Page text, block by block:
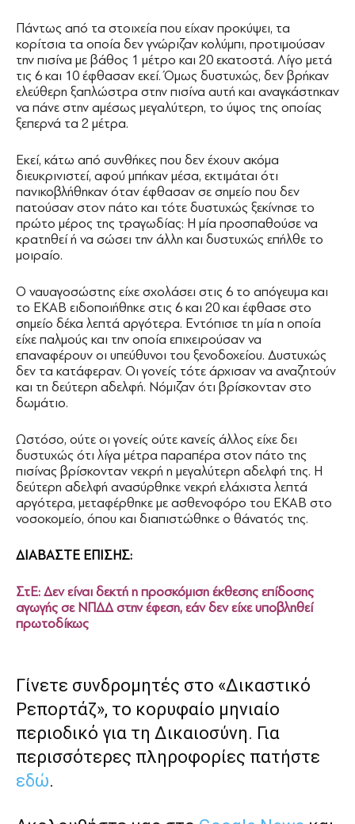
Πάντως από τα στοιχεία που είχαν προκύψει, τα
κορίτσια τα οποία δεν γνώριζαν κολύμπι, προτιμούσαν
την πισίνα με βάθος 1 μέτρο και 20 εκατοστά. Λίγο μετά
τις 6 και 10 έφθασαν εκεί. Όμως δυστυχώς, δεν βρήκαν
ελεύθερη ξαπλώστρα στην πισίνα αυτή και αναγκάστηκαν
να πάνε στην αμέσως μεγαλύτερη, το ύψος της οποίας
ξεπερνά τα 2 μέτρα.
Εκεί, κάτω από συνθήκες που δεν έχουν ακόμα
διευκρινιστεί, αφού μπήκαν μέσα, εκτιμάται ότι
πανικοβλήθηκαν όταν έφθασαν σε σημείο που δεν
πατούσαν στον πάτο και τότε δυστυχώς ξεκίνησε το
πρώτο μέρος της τραγωδίας: Η μία προσπαθούσε να
κρατηθεί ή να σώσει την άλλη και δυστυχώς επήλθε το
μοιραίο.
Ο ναυαγοσώστης είχε σχολάσει στις 6 το απόγευμα και
το ΕΚΑΒ ειδοποιήθηκε στις 6 και 20 και έφθασε στο
σημείο δέκα λεπτά αργότερα. Εντόπισε τη μία η οποία
είχε παλμούς και την οποία επιχειρούσαν να
επαναφέρουν οι υπεύθυνοι του ξενοδοχείου. Δυστυχώς
δεν τα κατάφεραν. Οι γονείς τότε άρχισαν να αναζητούν
και τη δεύτερη αδελφή. Νόμιζαν ότι βρίσκονταν στο
δωμάτιο.
Ωστόσο, ούτε οι γονείς ούτε κανείς άλλος είχε δει
δυστυχώς ότι λίγα μέτρα παραπέρα στον πάτο της
πισίνας βρίσκονταν νεκρή η μεγαλύτερη αδελφή της. Η
δεύτερη αδελφή ανασύρθηκε νεκρή ελάχιστα λεπτά
αργότερα, μεταφέρθηκε με ασθενοφόρο του ΕΚΑΒ στο
νοσοκομείο, όπου και διαπιστώθηκε ο θάνατός της.
ΔΙΑΒΑΣΤΕ ΕΠΙΣΗΣ:
ΣτΕ: Δεν είναι δεκτή η προσκόμιση έκθεσης επίδοσης
αγωγής σε ΝΠΔΔ στην έφεση, εάν δεν είχε υποβληθεί
πρωτοδίκως
Γίνετε συνδρομητές στο «Δικαστικό
Ρεπορτάζ», το κορυφαίο μηνιαίο
περιοδικό για τη Δικαιοσύνη. Για
περισσότερες πληροφορίες πατήστε
εδώ.